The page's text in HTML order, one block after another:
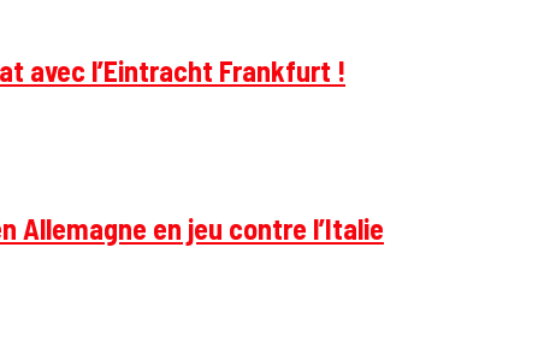
avec l’Eintracht Frankfurt !
Allemagne en jeu contre l’Italie